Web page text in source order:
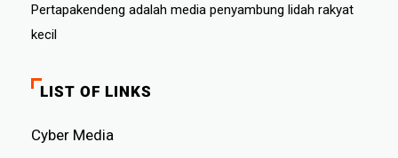
Pertapakendeng adalah media penyambung lidah rakyat
kecil
LIST OF LINKS
Cyber ​​Media